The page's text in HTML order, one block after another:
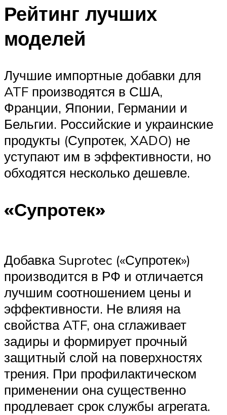
Рейтинг лучших
моделей
Лучшие импортные добавки для
ATF производятся в США,
Франции, Японии, Германии и
Бельгии. Российские и украинские
продукты (Супротек, XADO) не
уступают им в эффективности, но
обходятся несколько дешевле.
«Супротек»
Добавка Suprotec («Супротек»)
производится в РФ и отличается
лучшим соотношением цены и
эффективности. Не влияя на
свойства ATF, она сглаживает
задиры и формирует прочный
защитный слой на поверхностях
трения. При профилактическом
применении она существенно
продлевает срок службы агрегата.